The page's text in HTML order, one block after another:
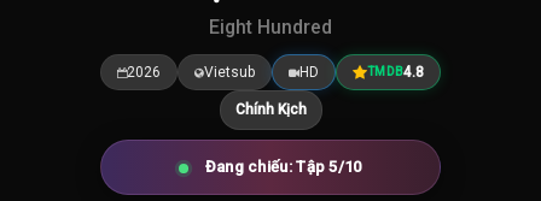
Eight Hundred
2026 Vietsub HD TMDB4.8
Chính Kịch
Đang chiếu: Tập 5/10